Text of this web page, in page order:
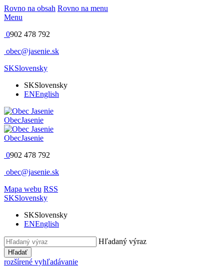
Rovno na obsah Rovno na menu
Menu
0902 478 792
obec@jasenie.sk
SKSlovensky
SKSlovensky
ENEnglish
ObecJasenie
ObecJasenie
0902 478 792
obec@jasenie.sk
Mapa webu RSS
SKSlovensky
SKSlovensky
ENEnglish
Hľadaný výraz
Hľadať
rozšírené vyhľadávanie